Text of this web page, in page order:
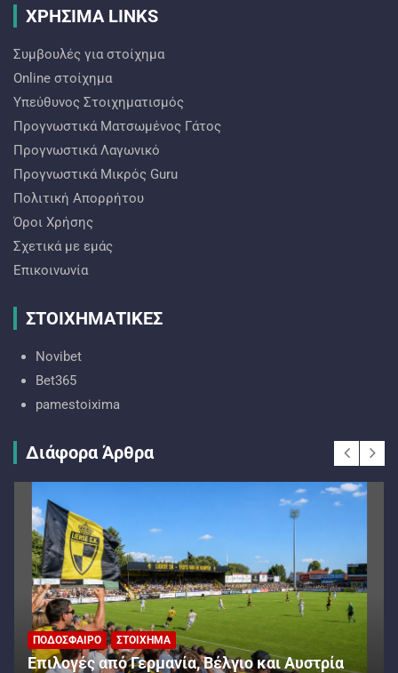
ΧΡΗΣΙΜΑ LINKS
Συμβουλές για στοίχημα
Online στοίχημα
Υπεύθυνος Στοιχηματισμός
Προγνωστικά Ματσωμένος Γάτος
Προγνωστικά Λαγωνικό
Προγνωστικά Mικρός Guru
Πολιτική Απορρήτου
Όροι Χρήσης
Σχετικά με εμάς
Επικοινωνία
ΣΤΟΙΧΗΜΑΤΙΚΕΣ
Novibet
Bet365
pamestoixima
Διάφορα Άρθρα
ΠΟΔΌΣΦΑΙΡΟ ΣΤΟΊΧΗΜΑ
Επιλογές από Γερμανία, Βέλγιο και Αυστρία